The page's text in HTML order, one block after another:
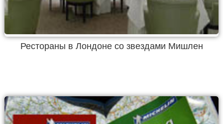
Рестораны в Лондоне со звездами Мишлен